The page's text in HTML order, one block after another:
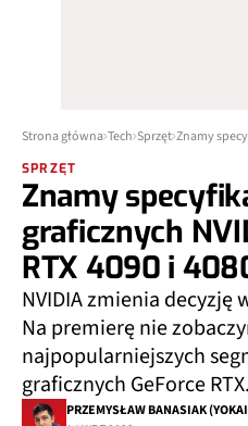
Strona główna Tech Sprzęt
SPRZĘT
Znamy
graficznych
RTX 4090 i
NVIDIA zmienia
Na premierę nie
najpopularniejszych
graficznych GeForce RTX.
PRZEMYSŁAW BANASIAK